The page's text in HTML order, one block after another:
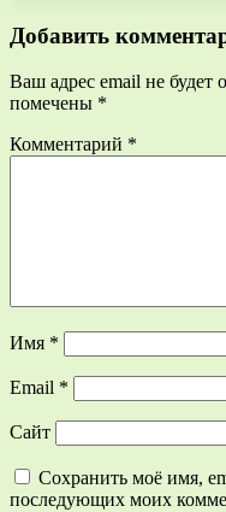
Добавить
Ваш адрес email не будет
помечены *
Комментарий *
Имя *
Email *
Сайт
Сохранить моё имя,
последующих моих